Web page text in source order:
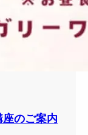
座のご案内